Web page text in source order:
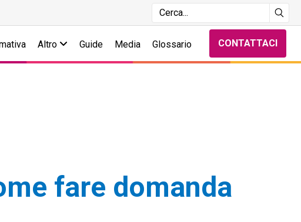
Altro Guide Media Glossario CONTATTACI
fare domanda